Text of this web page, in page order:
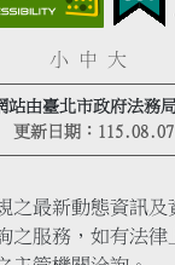
小 中 大
站由臺北市政府法務
更新日期： 115.08.07
之最新動態資訊及
之服務，如有法律